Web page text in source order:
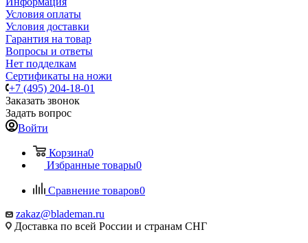
Условия оплаты
Условия доставки
Гарантия на товар
Вопросы и ответы
Нет подделкам
Сертификаты на ножи
+7 (495) 204-18-01
Заказать звонок
Задать вопрос
Войти
Корзина0
Избранные товары0
Сравнение товаров0
zakaz@blademan.ru
Доставка по всей России и странам СНГ